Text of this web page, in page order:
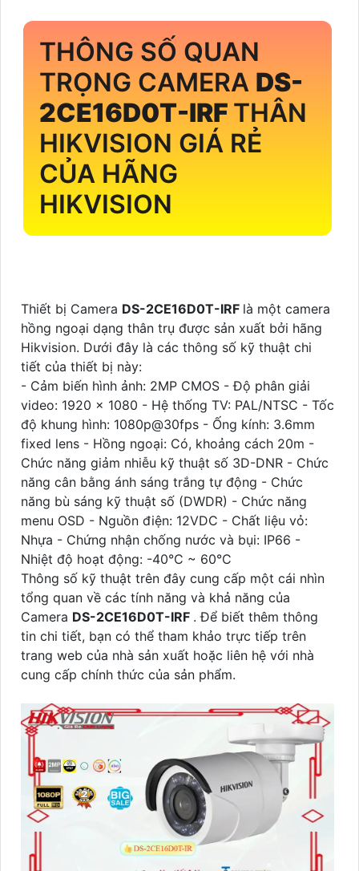
THÔNG SỐ QUAN
TRỌNG CAMERA DS-
2CE16D0T-IRF THÂN
HIKVISION GIÁ RẺ
CỦA HÃNG
HIKVISION
Thiết bị Camera DS-2CE16D0T-IRF là một camera
hồng ngoại dạng thân trụ được sản xuất bởi hãng
Hikvision. Dưới đây là các thông số kỹ thuật chi
tiết của thiết bị này:
- Cảm biến hình ảnh: 2MP CMOS - Độ phân giải
video: 1920 x 1080 - Hệ thống TV: PAL/NTSC - Tốc
độ khung hình: 1080p@30fps - Ống kính: 3.6mm
fixed lens - Hồng ngoại: Có, khoảng cách 20m -
Chức năng giảm nhiễu kỹ thuật số 3D-DNR - Chức
năng cân bằng ánh sáng trắng tự động - Chức
năng bù sáng kỹ thuật số (DWDR) - Chức năng
menu OSD - Nguồn điện: 12VDC - Chất liệu vỏ:
Nhựa - Chứng nhận chống nước và bụi: IP66 -
Nhiệt độ hoạt động: -40°C ~ 60°C
Thông số kỹ thuật trên đây cung cấp một cái nhìn
tổng quan về các tính năng và khả năng của
Camera DS-2CE16D0T-IRF . Để biết thêm thông
tin chi tiết, bạn có thể tham khảo trực tiếp trên
trang web của nhà sản xuất hoặc liên hệ với nhà
cung cấp chính thức của sản phẩm.